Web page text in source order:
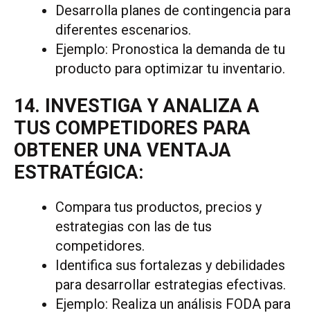
Desarrolla planes de contingencia para
diferentes escenarios.
Ejemplo: Pronostica la demanda de tu
producto para optimizar tu inventario.
14. INVESTIGA Y ANALIZA A
TUS COMPETIDORES PARA
OBTENER UNA VENTAJA
ESTRATÉGICA:
Compara tus productos, precios y
estrategias con las de tus
competidores.
Identifica sus fortalezas y debilidades
para desarrollar estrategias efectivas.
Ejemplo: Realiza un análisis FODA para